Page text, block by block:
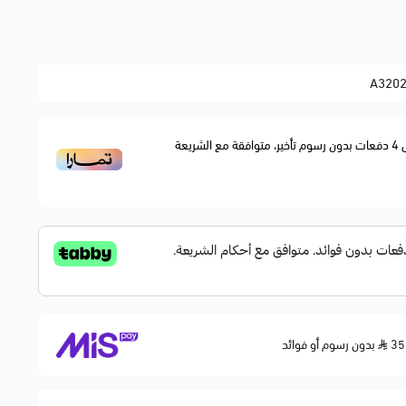
إلى المحرك
4دفعات بدون رسوم تأخير، متوافقة مع الشريعة
بدون رسوم أو فوائد